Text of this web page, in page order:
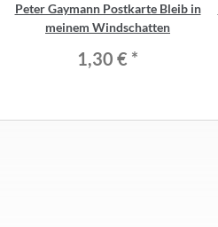
Peter Gaymann Postkarte Bleib in
meinem Windschatten
1,30 € *